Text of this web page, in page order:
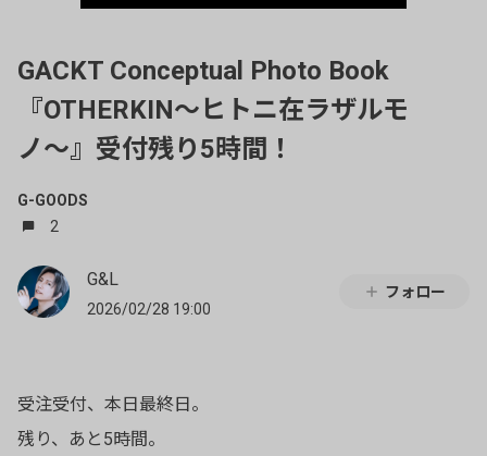
GACKT Conceptual Photo Book
『OTHERKIN〜ヒトニ在ラザルモ
ノ〜』受付残り5時間！
G-GOODS
2
G&L
2026/02/28 19:00
フォロー
受注受付、本日最終日。
残り、あと5時間。